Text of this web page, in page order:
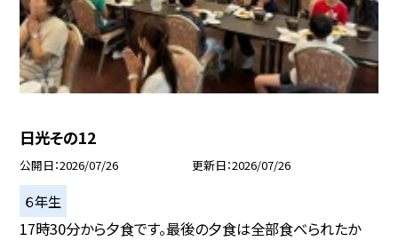
日光その12
公開日 2026/07/26 更新日 2026/07/26
６年生
17時30分から夕食です。最後の夕食は全部食べられたか